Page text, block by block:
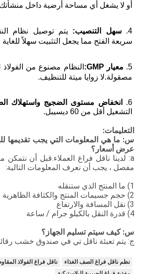
أو لا يشغل أي مساحة أرضية داخل منشأتك
4. سهل التنصيب:
سريعة الفتح مما يجعل التثبيت سهلاً للغاية
5. معيار GMP:
مصقولة.لا زوايا ميتة للتنظيف.
6. انخفاض مستوى الضجيج واستهلاك
التشغيل أقل من 60 ديسيبل.
التعليمات:
عرض أسعار؟
مفصل ، يجب أن نعرف المعلومات التالية:
1) ما المنتج الذي ستنقله
2) حجم جسيمات المنتج والكثافة الظاهرية
3) نقل المسافة والارتفاع
4) قدرة النقل بالكيلو جرام / ساعة
س: كيف سيتم تسليم الجهاز؟
ج: يتم تعبئة ناقل تي في صندوق خشب
نظم ناقل فراغ الصف الغذاء
ناقل فراغ الفولاذ